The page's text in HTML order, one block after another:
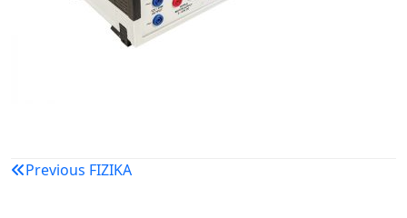
Navigacija
Previous FIZIKA